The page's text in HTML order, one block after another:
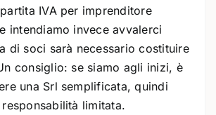
IVA per imprenditore
intendiamo invece avvalerci
di soci sarà necessario costituire
consiglio: se siamo agli inizi, è
una Srl semplificata, quindi
limitata.